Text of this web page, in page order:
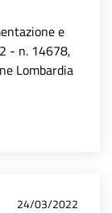
e
- n. 14678,
Lombardia
24/03/2022